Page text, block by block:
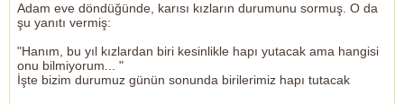
Adam eve döndüğünde, karısı kızların durumunu sormuş. O da
şu yanıtı vermiş:
"Hanım, bu yıl kızlardan biri kesinlikle hapı yutacak ama hangisi
onu bilmiyorum... "
İşte bizim durumuz günün sonunda birilerimiz hapı tutacak